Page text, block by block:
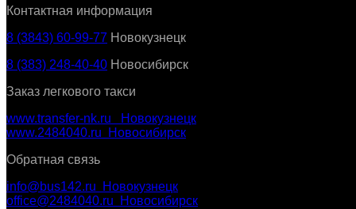
Контактная информация
8 (3843) 60-99-77 Новокузнецк
8 (383) 248-40-40 Новосибирск
Заказ легкового такси
www.transfer-nk.ru Новокузнецк
www.2484040.ru Новосибирск
Обратная связь
info@bus142.ru Новокузнецк
office@2484040.ru Новосибирск